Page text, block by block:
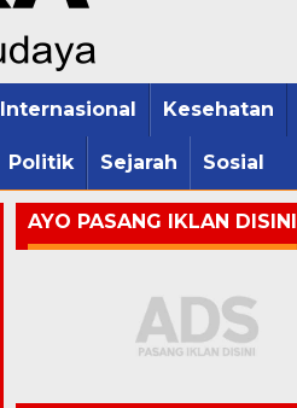
Internasional Kesehatan
Politik Sejarah Sosial
AYO PASANG IKLAN DISINI